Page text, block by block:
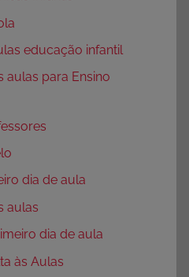
educação infantil
aulas para Ensino
dia de aula
aulas
dia de aula
às Aulas